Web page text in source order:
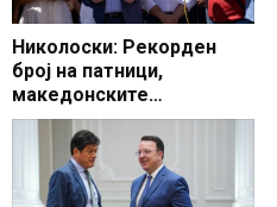
Николоски: Рекорден
број на патници,
македонските
аеродроми со најголем